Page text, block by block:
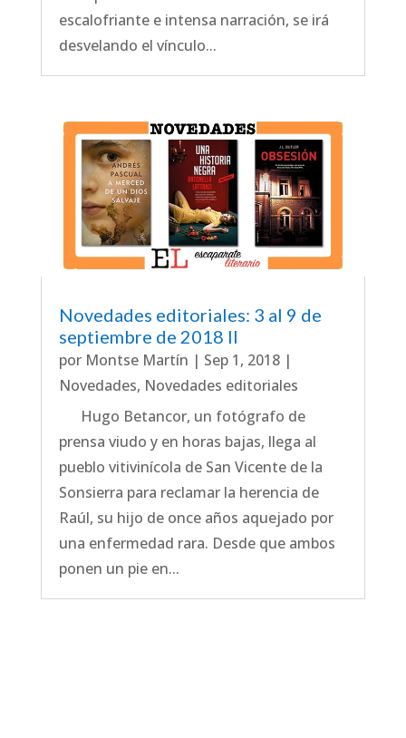
escalofriante e intensa narración, se irá
desvelando el vínculo...
Novedades editoriales: 3 al 9 de
septiembre de 2018 II
por Montse Martín | Sep 1, 2018|
Novedades, Novedades editoriales
Hugo Betancor, un fotógrafo de
prensa viudo y en horas bajas, llega al
pueblo vitivinícola de San Vicente de la
Sonsierra para reclamar la herencia de
Raúl, su hijo de once años aquejado por
una enfermedad rara. Desde que ambos
ponen un pie en...